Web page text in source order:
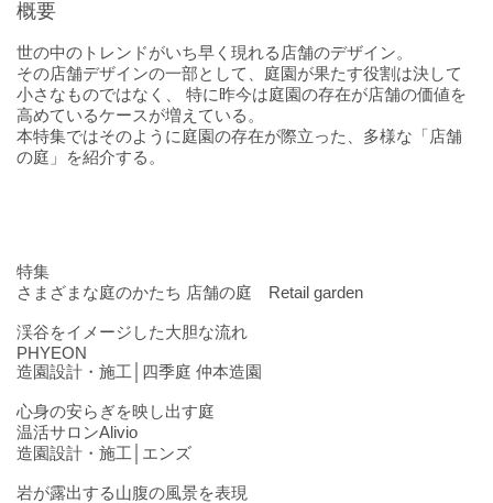
概要
世の中のトレンドがいち早く現れる店舗のデザイン。
その店舗デザインの一部として、庭園が果たす役割は決して
小さなものではなく、 特に昨今は庭園の存在が店舗の価値を
高めているケースが増えている。
本特集ではそのように庭園の存在が際立った、多様な「店舗
の庭」を紹介する。
特集
さまざまな庭のかたち 店舗の庭 Retail garden
渓谷をイメージした大胆な流れ
PHYEON
造園設計・施工│四季庭 仲本造園
心身の安らぎを映し出す庭
温活サロンAlivio
造園設計・施工│エンズ
岩が露出する山腹の風景を表現